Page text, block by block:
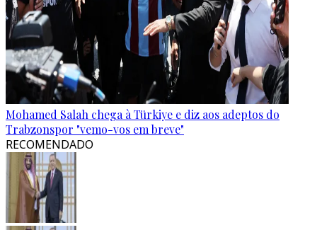
Mohamed Salah chega à Türkiye e diz aos adeptos do
Trabzonspor "vemo-vos em breve"
RECOMENDADO